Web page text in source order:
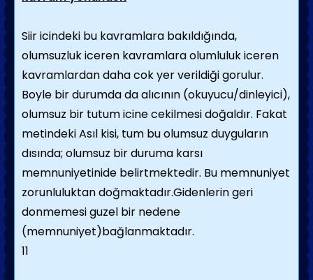
Siir icindeki bu kavramlara bakıldığında,
olumsuzluk iceren kavramlara olumluluk iceren
kavramlardan daha cok yer verildiği gorulur.
Boyle bir durumda da alıcının (okuyucu/dinleyici),
olumsuz bir tutum icine cekilmesi doğaldır. Fakat
metindeki Asıl kisi, tum bu olumsuz duyguların
dısında; olumsuz bir duruma karsı
memnuniyetinide belirtmektedir. Bu memnuniyet
zorunluluktan doğmaktadır.Gidenlerin geri
donmemesi guzel bir nedene
(memnuniyet)bağlanmaktadır.
11